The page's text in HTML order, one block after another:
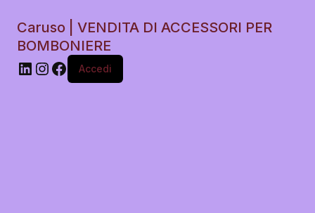
Caruso | VENDITA DI ACCESSORI PER
BOMBONIERE
Accedi